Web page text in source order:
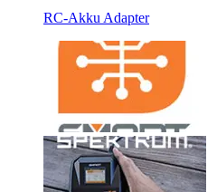
RC-Akku Adapter